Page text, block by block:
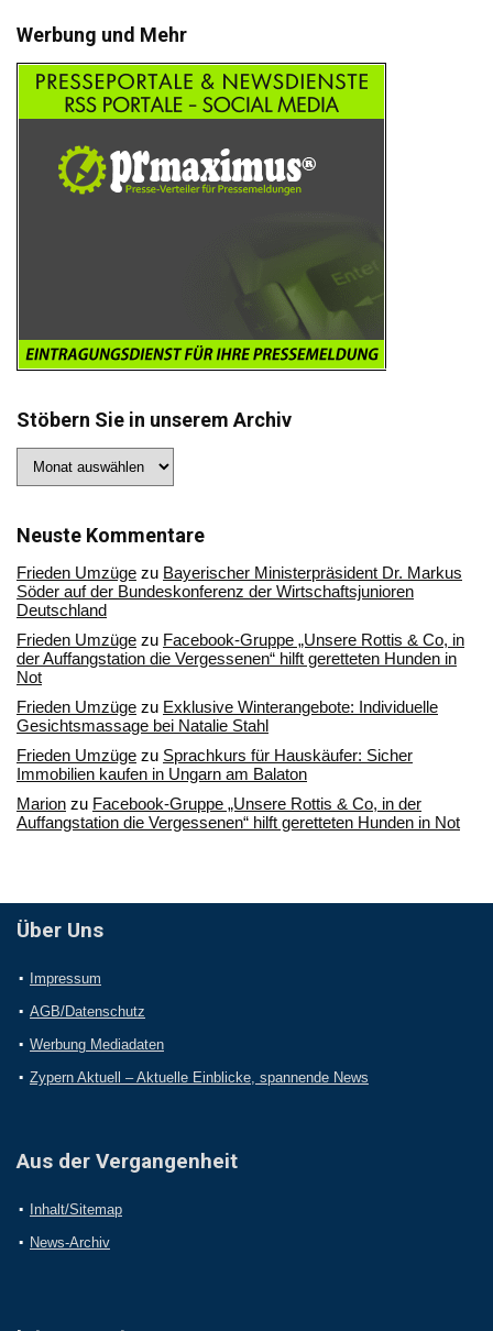
Werbung und Mehr
Stöbern Sie in unserem Archiv
Sie
Archiv
Neuste Kommentare
Frieden Umzüge zu Bayerischer Ministerpräsident Dr. Markus
Söder auf der Bundeskonferenz der Wirtschaftsjunioren
Deutschland
Frieden Umzüge zu Facebook-Gruppe „Unsere Rottis & Co, in
der Auffangstation die Vergessenen“ hilft geretteten Hunden in
Not
Frieden Umzüge zu Exklusive Winterangebote: Individuelle
Gesichtsmassage bei Natalie Stahl
Frieden Umzüge zu Sprachkurs für Hauskäufer: Sicher
Immobilien kaufen in Ungarn am Balaton
Marion zu Facebook-Gruppe „Unsere Rottis & Co, in der
Auffangstation die Vergessenen“ hilft geretteten Hunden in Not
Über Uns
Impressum
AGB/Datenschutz
Werbung Mediadaten
Zypern Aktuell – Aktuelle Einblicke, spannende News
Aus der Vergangenheit
Inhalt/Sitemap
News-Archiv